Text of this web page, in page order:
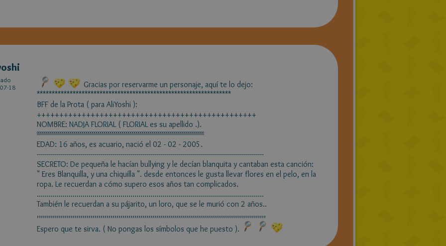
18
Gracias por reservarme un personaje, aquí te lo dejo:
*****************************************************************
BFF de la Prota ( para AliYoshi ):
+++++++++++++++++++++++++++++++++++++++++++++++++
NOMBRE: NADJA FLORIAL ( FLORIAL es su apellido .).
ºººººººººººººººººººººººººººººººººººººººººººººººººººººººººººººººººººººººººººººººººººº
EDAD: 16 años, es acuario, nació el 02 - 02 - 2005.
------------------------------------------------------------------------------------------------------------------
SECRETO: De pequeña le hacían bullying y le decían blanquita y cantaban esta canción:
" Eres Blanquilla, y una chiquilla ". desde entonces le gusta llevar flores en el pelo, en la
ropa. Le recuerdan a cómo supero esos años tan complicados.
..................................................................................................................
También le recuerdan a su pájarito, un loro, que se le murió con 2 años..
,,,,,,,,,,,,,,,,,,,,,,,,,,,,,,,,,,,,,,,,,,,,,,,,,,,,,,,,,,,,,,,,,,,,,,,,,,,,,,,,,,,,,,,,,,,,,,,,,,,,,,,,,,,,,,,,,,,
Espero que te sirva. ( No pongas los símbolos que he puesto ).